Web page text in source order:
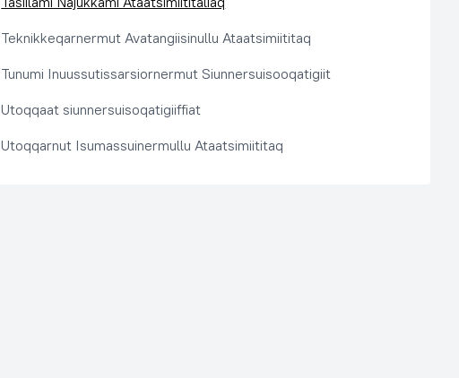
Teknikkeqarnermut Avatangiisinullu Ataatsimiititaq
Tunumi Inuussutissarsiornermut Siunnersuisooqatigiit
Utoqqaat siunnersuisoqatigiiffiat
Utoqqarnut Isumassuinermullu Ataatsimiititaq